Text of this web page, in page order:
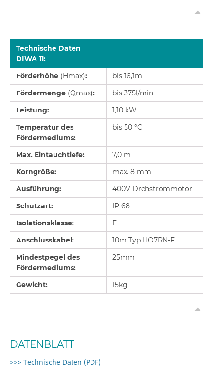
Technische Daten
DIWA 11:
Förderhöhe (Hmax):
bis 16,1m
Fördermenge (Qmax):
bis 375l/min
Leistung:
1,10 kW
Temperatur des
Fördermediums:
bis 50 °C
Max. Eintauchtiefe:
7,0 m
Korngröße:
max. 8 mm
Ausführung:
400V Drehstrommotor
Schutzart:
IP 68
Isolationsklasse:
F
Anschlusskabel:
10m Typ HO7RN-F
Mindestpegel des
Fördermediums:
25mm
Gewicht: 15kg
DATENBLATT
>>> Technische Daten (PDF)